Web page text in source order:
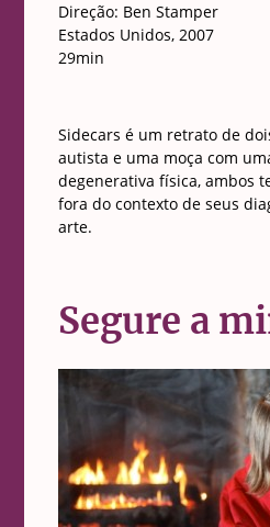
Direção: Ben Stamper
Estados Unidos, 2007
29min
Sidecars é um retrato de
autista e uma moça com
degenerativa física, ambos
fora do contexto de seus
arte.
Segure a